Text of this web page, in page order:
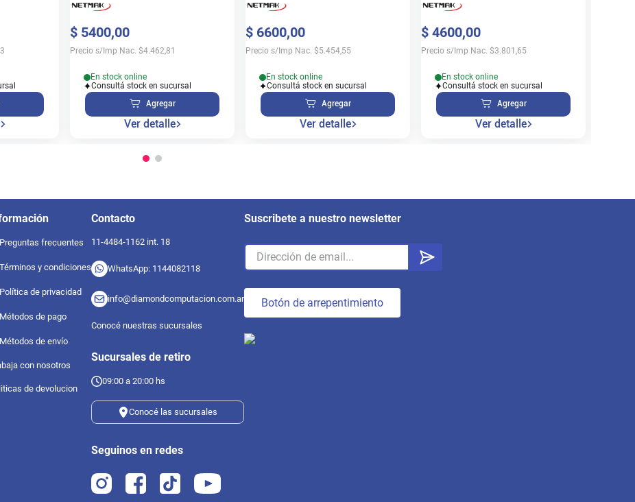
$ 5400,00
Precio s/Imp Nac. $4.462,81
En stock online
Consultá stock en sucursal
Agregar
Ver detalle
$ 6600,00
Precio s/Imp Nac. $5.454,55
En stock online
Consultá stock en sucursal
Agregar
Ver detalle
$ 4600,00
Precio s/Imp Nac. $3.801,65
En stock online
Consultá stock en sucursal
Agregar
Ver detalle
frecuentes
Términos y condiciones
de privacidad
de pago
de envío
con nosotros
de devolucion
Contacto
11-4484-1162 int. 18
WhatsApp: 1144082118
info@diamondcomputacion.com.ar
Conocé nuestras sucursales
Sucursales de retiro
09:00 a 20:00 hs
Conocé las sucursales
Seguinos en redes
Suscribete a nuestro newsletter
Botón de arrepentimiento